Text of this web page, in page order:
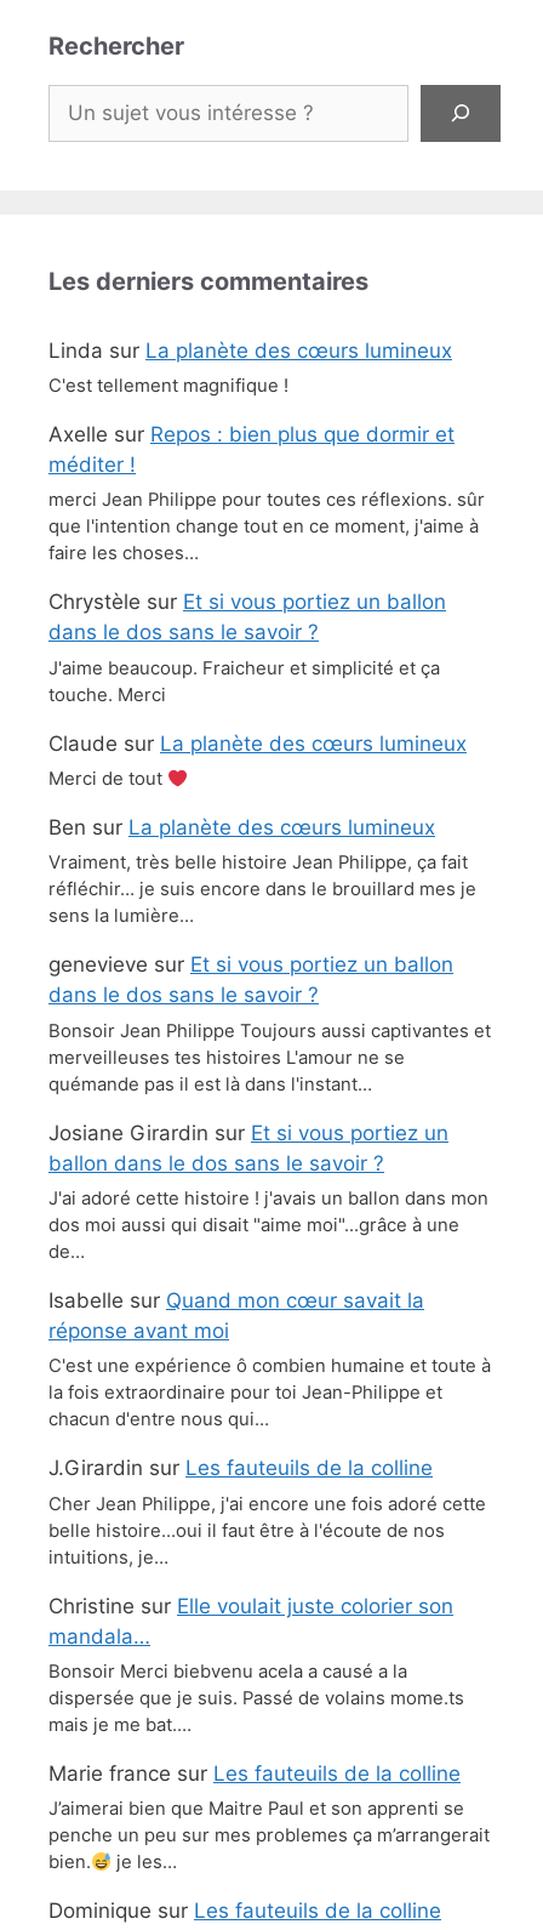
Rechercher
Les derniers commentaires
Linda sur La planète des cœurs lumineux
C'est tellement magnifique !
Axelle sur Repos : bien plus que dormir et
méditer !
merci Jean Philippe pour toutes ces réflexions. sûr
que l'intention change tout en ce moment, j'aime à
faire les choses…
Chrystèle sur Et si vous portiez un ballon
dans le dos sans le savoir ?
J'aime beaucoup. Fraicheur et simplicité et ça
touche. Merci
Claude sur La planète des cœurs lumineux
Merci de tout
Ben sur La planète des cœurs lumineux
Vraiment, très belle histoire Jean Philippe, ça fait
réfléchir… je suis encore dans le brouillard mes je
sens la lumière…
genevieve sur Et si vous portiez un ballon
dans le dos sans le savoir ?
Bonsoir Jean Philippe Toujours aussi captivantes et
merveilleuses tes histoires L'amour ne se
quémande pas il est là dans l'instant…
Josiane Girardin sur Et si vous portiez un
ballon dans le dos sans le savoir ?
J'ai adoré cette histoire ! j'avais un ballon dans mon
dos moi aussi qui disait "aime moi"...grâce à une
de…
Isabelle sur Quand mon cœur savait la
réponse avant moi
C'est une expérience ô combien humaine et toute à
la fois extraordinaire pour toi Jean-Philippe et
chacun d'entre nous qui…
J.Girardin sur Les fauteuils de la colline
Cher Jean Philippe, j'ai encore une fois adoré cette
belle histoire...oui il faut être à l'écoute de nos
intuitions, je…
Christine sur Elle voulait juste colorier son
mandala…
Bonsoir Merci biebvenu acela a causé a la
dispersée que je suis. Passé de volains mome.ts
mais je me bat.…
Marie france sur Les fauteuils de la colline
J’aimerai bien que Maitre Paul et son apprenti se
penche un peu sur mes problemes ça m’arrangerait
bien.
je les…
Dominique sur Les fauteuils de la colline